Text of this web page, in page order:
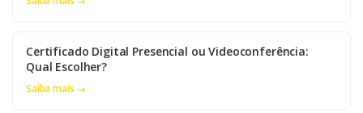
Certificado Digital Presencial ou Videoconferência:
Qual Escolher?
Saiba mais →